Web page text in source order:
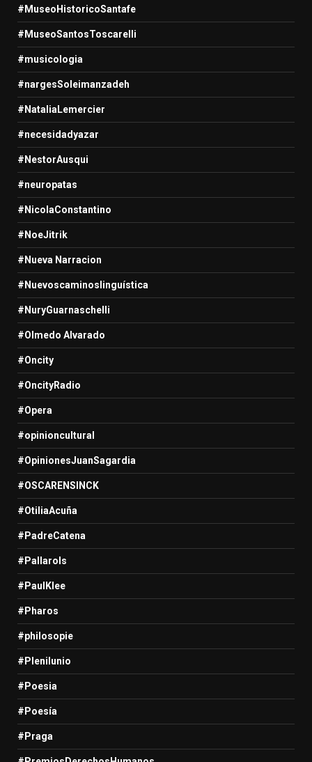
#MuseoHistoricoSantafe
#MuseoSantosToscarelli
#musicologia
#nargesSoleimanzadeh
#NataliaLemercier
#necesidadyazar
#NestorAusqui
#neuropatas
#NicolaConstantino
#NoeJitrik
#Nueva Narracion
#Nuevoscaminoslinguística
#NuryGuarnaschelli
#Olmedo Alvarado
#Oncity
#OncityRadio
#Opera
#opinioncultural
#OpinionesJuanSagardia
#OSCARENSINCK
#OtiliaAcuña
#PadreCatena
#Pallarols
#PaulKlee
#Pharos
#philosopie
#Plenilunio
#Poesia
#Poesía
#Praga